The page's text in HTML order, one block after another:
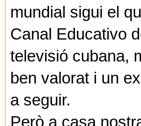
mundial sigui el
Canal Educativo
televisió cubana,
ben valorat i un
a seguir.
Però a casa